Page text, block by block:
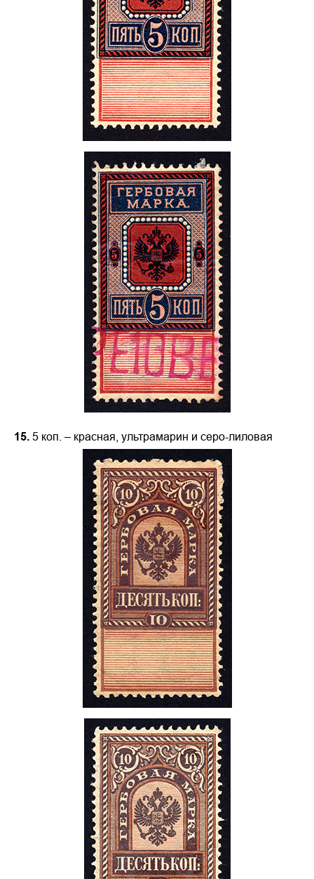
15. 5 коп. – красная, ультрамарин и серо-лиловая